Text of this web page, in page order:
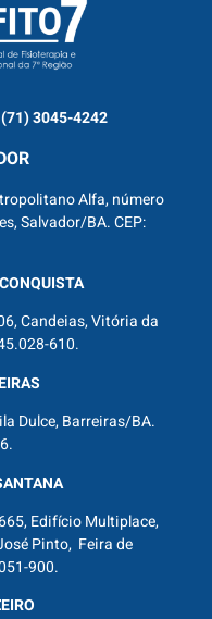
(71) 3045-4242
Alfa, número
Salvador/BA. CEP:
Candeias, Vitória da
610.
Dulce, Barreiras/BA.
Edifício Multiplace,
Pinto, Feira de
900.